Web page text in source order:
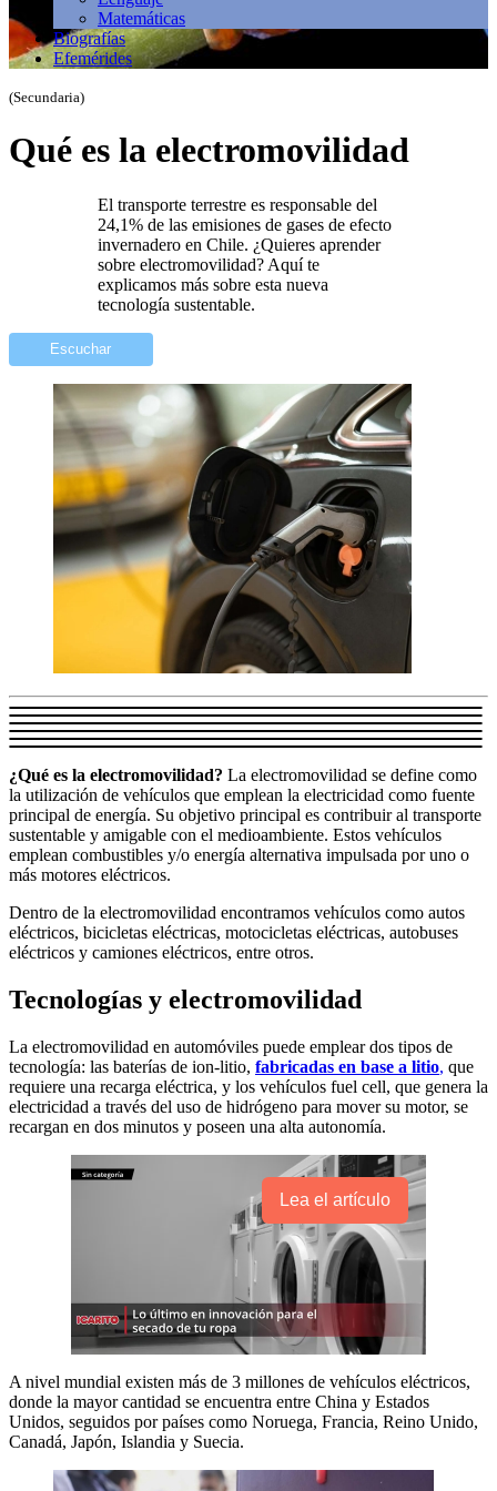
Matemáticas
Biografías
Efemérides
(Secundaria)
Qué es la electromovilidad
El transporte terrestre es responsable del
24,1% de las emisiones de gases de efecto
invernadero en Chile. ¿Quieres aprender
sobre electromovilidad? Aquí te
explicamos más sobre esta nueva
tecnología sustentable.
Escuchar
¿Qué es la electromovilidad? La electromovilidad se define como
la utilización de vehículos que emplean la electricidad como fuente
principal de energía. Su objetivo principal es contribuir al transporte
sustentable y amigable con el medioambiente. Estos vehículos
emplean combustibles y/o energía alternativa impulsada por uno o
más motores eléctricos.
Dentro de la electromovilidad encontramos vehículos como autos
eléctricos, bicicletas eléctricas, motocicletas eléctricas, autobuses
eléctricos y camiones eléctricos, entre otros.
Tecnologías y electromovilidad
La electromovilidad en automóviles puede emplear dos tipos de
tecnología: las baterías de ion-litio, fabricadas en base a litio, que
requiere una recarga eléctrica, y los vehículos fuel cell, que genera la
electricidad a través del uso de hidrógeno para mover su motor, se
recargan en dos minutos y poseen una alta autonomía.
Lea el artículo
A nivel mundial existen más de 3 millones de vehículos eléctricos,
donde la mayor cantidad se encuentra entre China y Estados
Unidos, seguidos por países como Noruega, Francia, Reino Unido,
Canadá, Japón, Islandia y Suecia.